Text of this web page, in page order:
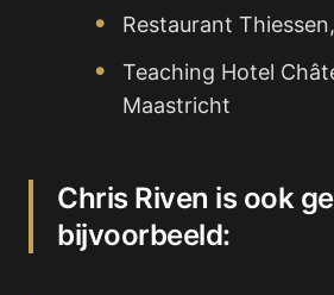
Restaurant
Teaching Hotel
Maastricht
Chris Riven is ook
bijvoorbeeld: